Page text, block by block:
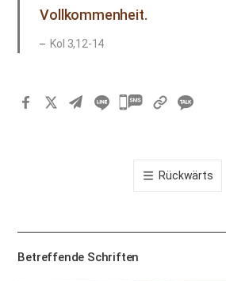
Vollkommenheit.
Kol 3,12-14
카
톡
공
기
Rückwärts
Betreffende Schriften